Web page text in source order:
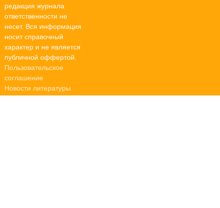
редакция журнала
ответственности не
несет. Вся информация
носит справочный
характер и не является
публичной оффертой.
Пользовательское
соглашение
Новости литературы